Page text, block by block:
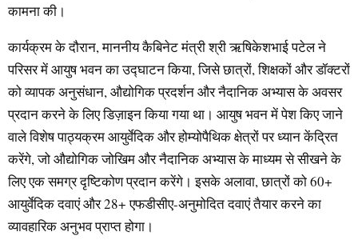
कामना की।
कार्यक्रम के दौरान, माननीय कैबिनेट मंत्री श्री ऋषिकेशभाई पटेल ने
परिसर में आयुष भवन का उद्घाटन किया, जिसे छात्रों, शिक्षकों और डॉक्टरों
को व्यापक अनुसंधान, औद्योगिक प्रदर्शन और नैदानिक अभ्यास के अवसर
प्रदान करने के लिए डिज़ाइन किया गया था। आयुष भवन में पेश किए जाने
वाले विशेष पाठ्यक्रम आयुर्वेदिक और होम्योपैथिक क्षेत्रों पर ध्यान केंद्रित
करेंगे, जो औद्योगिक जोखिम और नैदानिक अभ्यास के माध्यम से सीखने के
लिए एक समग्र दृष्टिकोण प्रदान करेंगे। इसके अलावा, छात्रों को 60+
आयुर्वेदिक दवाएं और 28+ एफडीसीए-अनुमोदित दवाएं तैयार करने का
व्यावहारिक अनुभव प्राप्त होगा।